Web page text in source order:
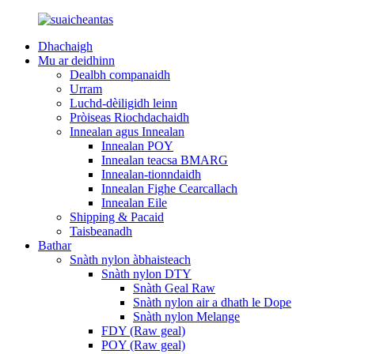
Dhachaigh
Mu ar deidhinn
Dealbh companaidh
Urram
Luchd-dèiligidh leinn
Pròiseas Riochdachaidh
Innealan agus Innealan
Innealan POY
Innealan teacsa BMARG
Innealan-tionndaidh
Innealan Fighe Cearcallach
Innealan Eile
Shipping & Pacaid
Taisbeanadh
Bathar
Snàth nylon àbhaisteach
Snàth nylon DTY
Snàth Geal Raw
Snàth nylon air a dhath le Dope
Snàth nylon Melange
FDY (Raw geal)
POY (Raw geal)